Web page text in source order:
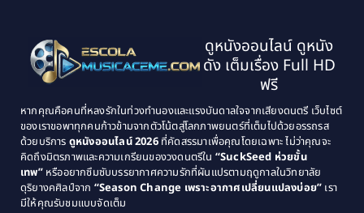
(134)
Classic หนังคลาสสิก(21)
Classic หนังคลาสสิก(25)
Comedy ตลก(46)
Comedy ตลก(515)
1995
1994
1993
1992
1989
1988
1987
1986
1985
1984
1983
1982
ดูหนังออนไลน์ ดูหนัง
ดัง เต็มเรื่อง Full HD
ฟรี
หากคุณคือคนที่หลงรักในท่วงทำนองและแรงบันดาลใจจากเสียงดนตรี เว็บไซต์
ของเราขอพาทุกคนก้าวข้ามจากตัวโน้ตสู่โลกภาพยนตร์ที่เต็มไปด้วยอรรถรส
ด้วยบริการ ดูหนังออนไลน์ 2026ที่คัดสรรมาเพื่อคุณโดยเฉพาะ ไม่ว่าคุณจะ
คิดถึงมิตรภาพและความเกรียนของวงดนตรีใน “SuckSeed ห่วยขั้น
เทพ”หรืออยากซึมซับบรรยากาศความรักที่ผันแปรตามฤดูกาลในวิทยาลัย
ดุริยางคศิลป์จาก “Season Change เพราะอากาศเปลี่ยนแปลงบ่อย” เรา
มีให้คุณรับชมแบบจัดเต็ม